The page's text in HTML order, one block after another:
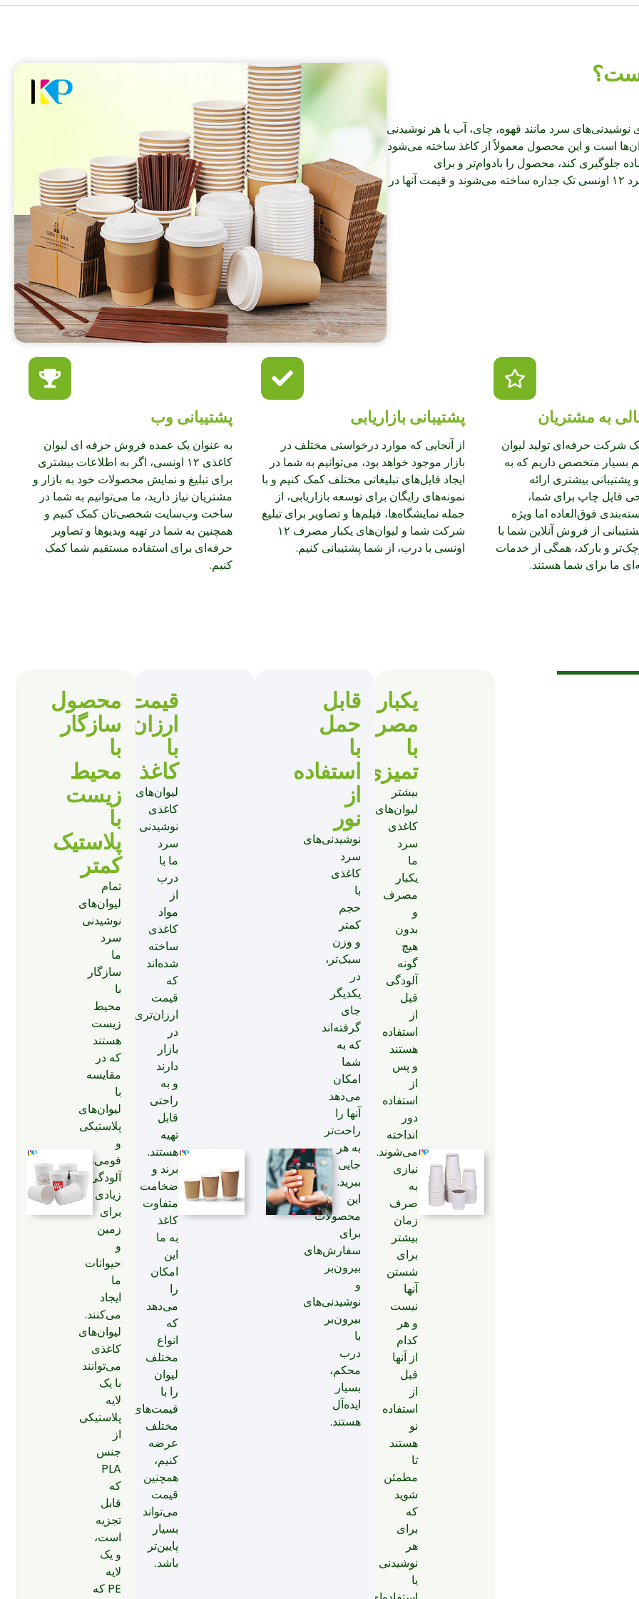
که برای نوشیدنی‌های سرد مانند قهوه، چای، آب یا هر نوشیدنی
معنای ظرفیت لیوان‌ها است و این محصول معمولاً از کاغذ ساخته می‌شود
جلوگیری کند، محصول را بادوام‌تر و برای
نوشیدنی‌های سرد مناسب‌تر کند. اکثر این لیوان‌های کاغذی سرد ۱۲ اونسی تک جداره ساخته می‌شوند و قیمت آنها در
به مشتریان
شرکت حرفه‌ای تولید لیوان
بسیار متخصص داریم که به
بیشتری ارائه
فایل چاپ برای شما،
فوق‌العاده اما ویژه
از فروش آنلاین شما با
و بارکد، همگی از خدمات
ما برای شما هستند.
پشتیبانی بازاریابی
از آنجایی که موارد درخواستی مختلف در
بازار موجود خواهد بود، می‌توانیم به شما در
ایجاد فایل‌های تبلیغاتی مختلف کمک کنیم و با
نمونه‌های رایگان برای توسعه بازاریابی، از
جمله نمایشگاه‌ها، فیلم‌ها و تصاویر برای تبلیغ
شرکت شما و لیوان‌های یکبار مصرف ۱۲
اونسی با درب، از شما پشتیبانی کنیم.
پشتیبانی وب
به عنوان یک عمده فروش حرفه ای لیوان
کاغذی ۱۲ اونسی، اگر به اطلاعات بیشتری
برای تبلیغ و نمایش محصولات خود به بازار و
مشتریان نیاز دارید، ما می‌توانیم به شما در
ساخت وب‌سایت شخصی‌تان کمک کنیم و
همچنین به شما در تهیه ویدیوها و تصاویر
حرفه‌ای برای استفاده مستقیم شما کمک
کنیم.
یکبار
مصرف
با
تمیزی
بیشتر
لیوان‌های
کاغذی
سرد
ما
یکبار
مصرف
و
بدون
هیچ
گونه
آلودگی
قبل
از
استفاده
هستند
و پس
از
استفاده
دور
انداخته
می‌شوند.
نیازی
به
صرف
زمان
بیشتر
برای
شستن
آنها
نیست
و هر
کدام
از آنها
قبل
از
استفاده
نو
هستند
تا
مطمئن
شوید
که
برای
هر
نوشیدنی
یا
قابل
حمل
با
استفاده
از
نور
نوشیدنی‌های
سرد
کاغذی
با
حجم
کمتر
و وزن
سبک‌تر،
در
یکدیگر
جای
گرفته‌اند
که به
شما
امکان
می‌دهد
آنها را
راحت‌تر
به هر
جایی
ببرید.
این
محصولات
برای
سفارش‌های
بیرون‌بر
و
نوشیدنی‌های
بیرون‌بر
با
درب
محکم،
بسیار
ایده‌آل
هستند.
قیمت
ارزان‌تر
با
کاغذ
لیوان‌های
کاغذی
نوشیدنی
سرد
ما با
درب
از
مواد
کاغذی
ساخته
شده‌اند
که
قیمت
ارزان‌تری
در
بازار
دارند
و به
راحتی
قابل
تهیه
هستند.
برند و
ضخامت
متفاوت
کاغذ
به ما
این
امکان
را
می‌دهد
که
انواع
مختلف
لیوان
را با
قیمت‌های
مختلف
عرضه
کنیم،
همچنین
قیمت
می‌تواند
بسیار
پایین‌تر
باشد.
محصول
سازگار
با
محیط
زیست
با
پلاستیک
کمتر
تمام
لیوان‌های
نوشیدنی
سرد
ما
سازگار
با
محیط
زیست
هستند
که در
مقایسه
با
لیوان‌های
پلاستیکی
و
فومی،
آلودگی
زیادی
برای
زمین
و
حیوانات
ما
ایجاد
می‌کنند.
لیوان‌های
کاغذی
می‌توانند
با یک
لایه
پلاستیکی
از
جنس
PLA
که
قابل
تجزیه
است،
و یک
لایه
PE که